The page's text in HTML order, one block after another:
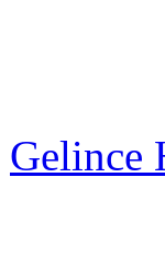
Gelince